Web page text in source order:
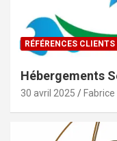
RÉFÉRENCES CLIENTS
Hébergements
30 avril 2025 Fabrice